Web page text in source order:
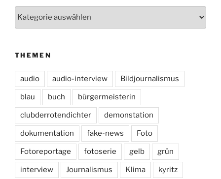
Blogs
THEMEN
audio audio-interview Bildjournalismus
blau buch bürgermeisterin
clubderrotendichter demonstation
dokumentation fake-news Foto
Fotoreportage fotoserie gelb grün
interview Journalismus Klima kyritz